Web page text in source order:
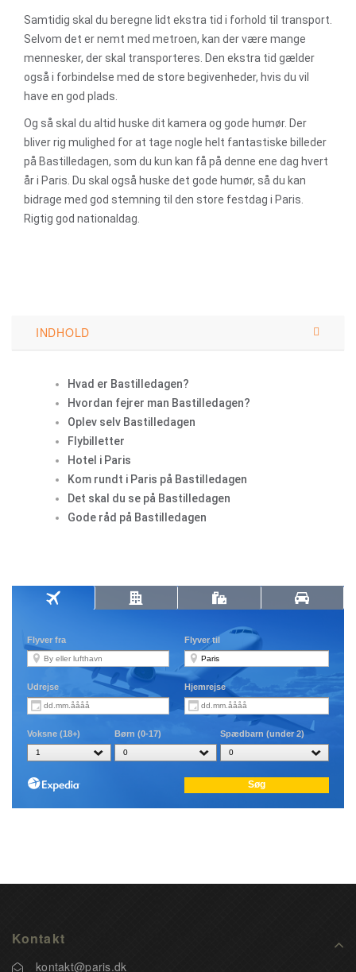
Samtidig skal du beregne lidt ekstra tid i forhold til transport.
Selvom det er nemt med metroen, kan der være mange
mennesker, der skal transporteres. Den ekstra tid gælder
også i forbindelse med de store begivenheder, hvis du vil
have en god plads.
Og så skal du altid huske dit kamera og gode humør. Der
bliver rig mulighed for at tage nogle helt fantastiske billeder
på Bastilledagen, som du kun kan få på denne ene dag hvert
år i Paris. Du skal også huske det gode humør, så du kan
bidrage med god stemning til den store festdag i Paris.
Rigtig god nationaldag.
INDHOLD
Hvad er Bastilledagen?
Hvordan fejrer man Bastilledagen?
Oplev selv Bastilledagen
Flybilletter
Hotel i Paris
Kom rundt i Paris på Bastilledagen
Det skal du se på Bastilledagen
Gode råd på Bastilledagen
Kontakt
kontakt@paris.dk